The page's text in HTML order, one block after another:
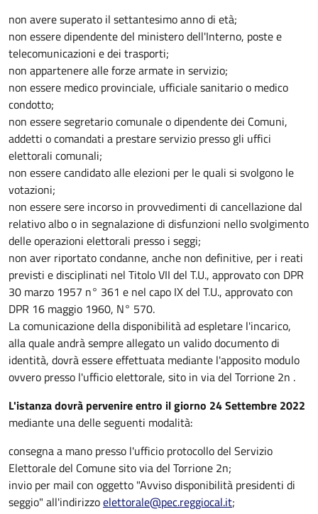
non avere superato il settantesimo anno di età;
non essere dipendente del ministero dell'Interno, poste e
telecomunicazioni e dei trasporti;
non appartenere alle forze armate in servizio;
non essere medico provinciale, ufficiale sanitario o medico
condotto;
non essere segretario comunale o dipendente dei Comuni,
addetti o comandati a prestare servizio presso gli uffici
elettorali comunali;
non essere candidato alle elezioni per le quali si svolgono le
votazioni;
non essere sere incorso in provvedimenti di cancellazione dal
relativo albo o in segnalazione di disfunzioni nello svolgimento
delle operazioni elettorali presso i seggi;
non aver riportato condanne, anche non definitive, per i reati
previsti e disciplinati nel Titolo VII del T.U., approvato con DPR
30 marzo 1957 n° 361 e nel capo IX del T.U., approvato con
DPR 16 maggio 1960, N° 570.
La comunicazione della disponibilità ad espletare l'incarico,
alla quale andrà sempre allegato un valido documento di
identità, dovrà essere effettuata mediante l'apposito modulo
ovvero presso l'ufficio elettorale, sito in via del Torrione 2n .
L'istanza dovrà pervenire entro il giorno 24 Settembre 2022
mediante una delle seguenti modalità:
consegna a mano presso l'ufficio protocollo del Servizio
Elettorale del Comune sito via del Torrione 2n;
invio per mail con oggetto "Avviso disponibilità presidenti di
seggio" all'indirizzoelettorale@pec.reggiocal.it;